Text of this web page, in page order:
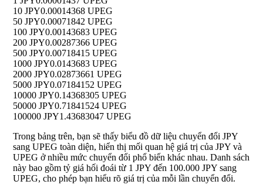
10 JPY0.00014368 UPEG
50 JPY0.00071842 UPEG
100 JPY0.00143683 UPEG
200 JPY0.00287366 UPEG
500 JPY0.00718415 UPEG
1000 JPY0.0143683 UPEG
2000 JPY0.02873661 UPEG
5000 JPY0.07184152 UPEG
10000 JPY0.14368305 UPEG
50000 JPY0.71841524 UPEG
100000 JPY1.43683047 UPEG
Trong bảng trên, bạn sẽ thấy biểu đồ dữ liệu chuyển đổi JPY
sang UPEG toàn diện, hiển thị mối quan hệ giá trị của JPY và
UPEG ở nhiều mức chuyển đổi phổ biến khác nhau. Danh sách
này bao gồm tỷ giá hối đoái từ 1 JPY đến 100.000 JPY sang
UPEG, cho phép bạn hiểu rõ giá trị của mỗi lần chuyển đổi.